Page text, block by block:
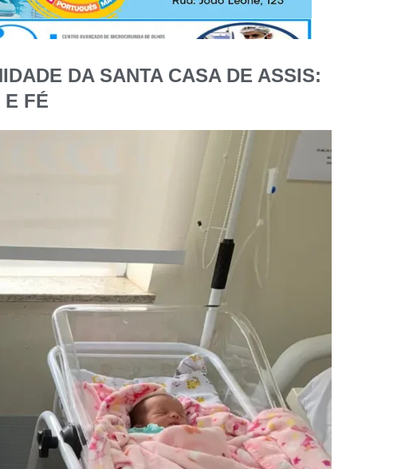
DA SANTA CASA DE ASSIS:
E FÉ